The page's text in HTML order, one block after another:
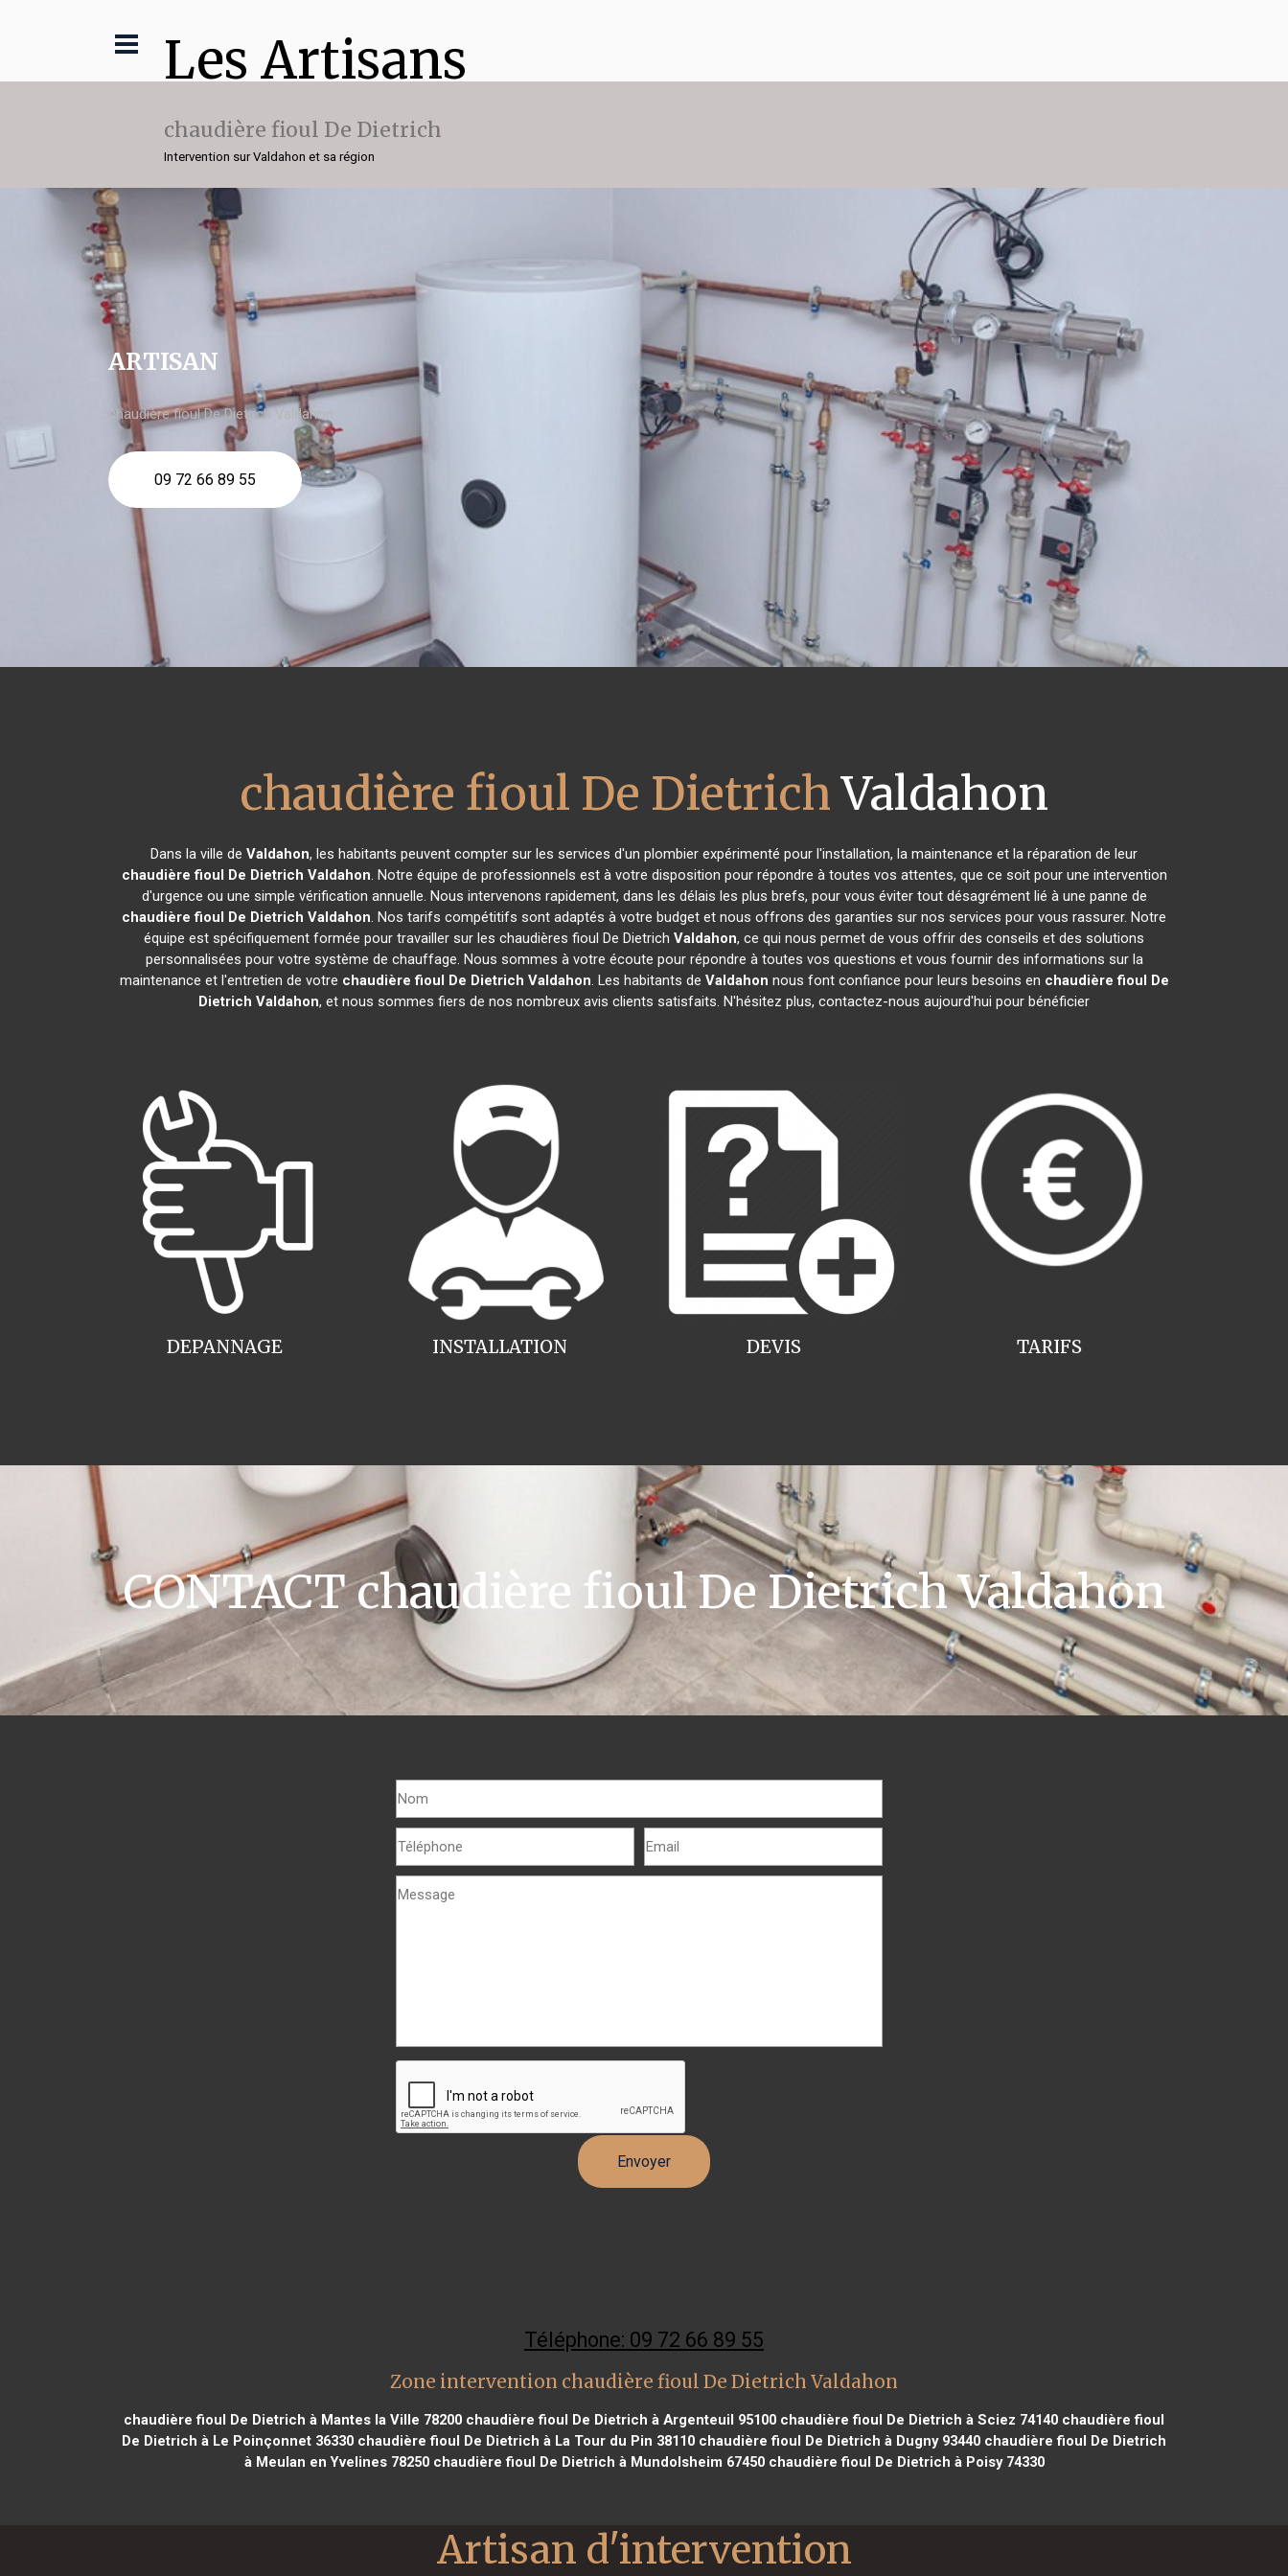
Les Artisans
chaudière fioul De Dietrich
Intervention sur Valdahon et sa région
ARTISAN
chaudière fioul De Dietrich Valdahon
09 72 66 89 55
chaudière fioul De DietrichValdahon
Dans la ville de Valdahon, les habitants peuvent compter sur les services d'un plombier expérimenté pour l'installation, la maintenance et la réparation de leur
chaudière fioul De Dietrich Valdahon. Notre équipe de professionnels est à votre disposition pour répondre à toutes vos attentes, que ce soit pour une intervention
d'urgence ou une simple vérification annuelle. Nous intervenons rapidement, dans les délais les plus brefs, pour vous éviter tout désagrément lié à une panne de
chaudière fioul De Dietrich Valdahon. Nos tarifs compétitifs sont adaptés à votre budget et nous offrons des garanties sur nos services pour vous rassurer. Notre
équipe est spécifiquement formée pour travailler sur les chaudières fioul De Dietrich Valdahon, ce qui nous permet de vous offrir des conseils et des solutions
personnalisées pour votre système de chauffage. Nous sommes à votre écoute pour répondre à toutes vos questions et vous fournir des informations sur la
maintenance et l'entretien de votre chaudière fioul De Dietrich Valdahon. Les habitants de Valdahon nous font confiance pour leurs besoins en chaudière fioul De
Dietrich Valdahon, et nous sommes fiers de nos nombreux avis clients satisfaits. N'hésitez plus, contactez-nous aujourd'hui pour bénéficier
INSTALLATION
DEPANNAGE TARIFS
DEVIS
CONTACT chaudière fioul De Dietrich Valdahon
Téléphone: 09 72 66 89 55
Zone intervention chaudière fioul De Dietrich Valdahon
chaudière fioul De Dietrich à Mantes la Ville 78200 chaudière fioul De Dietrich à Argenteuil 95100 chaudière fioul De Dietrich à Sciez 74140 chaudière fioul
De Dietrich à Le Poinçonnet 36330 chaudière fioul De Dietrich à La Tour du Pin 38110 chaudière fioul De Dietrich à Dugny 93440 chaudière fioul De Dietrich
à Meulan en Yvelines 78250chaudière fioul De Dietrich à Mundolsheim 67450chaudière fioul De Dietrich à Poisy 74330
Artisan d'intervention